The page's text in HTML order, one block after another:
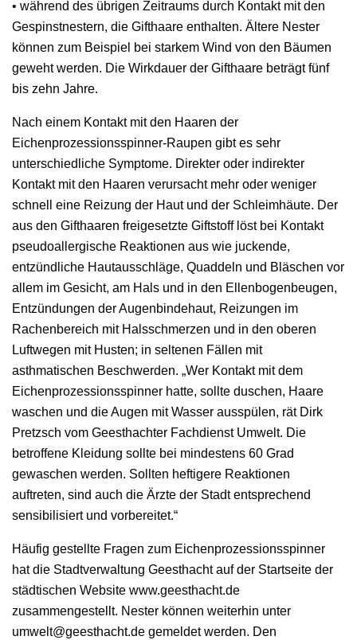
• während des übrigen Zeitraums durch Kontakt mit den
Gespinstnestern, die Gifthaare enthalten. Ältere Nester
können zum Beispiel bei starkem Wind von den Bäumen
geweht werden. Die Wirkdauer der Gifthaare beträgt fünf
bis zehn Jahre.
Nach einem Kontakt mit den Haaren der
Eichenprozessionsspinner-Raupen gibt es sehr
unterschiedliche Symptome. Direkter oder indirekter
Kontakt mit den Haaren verursacht mehr oder weniger
schnell eine Reizung der Haut und der Schleimhäute. Der
aus den Gifthaaren freigesetzte Giftstoff löst bei Kontakt
pseudoallergische Reaktionen aus wie juckende,
entzündliche Hautausschläge, Quaddeln und Bläschen vor
allem im Gesicht, am Hals und in den Ellenbogenbeugen,
Entzündungen der Augenbindehaut, Reizungen im
Rachenbereich mit Halsschmerzen und in den oberen
Luftwegen mit Husten; in seltenen Fällen mit
asthmatischen Beschwerden. „Wer Kontakt mit dem
Eichenprozessionsspinner hatte, sollte duschen, Haare
waschen und die Augen mit Wasser ausspülen, rät Dirk
Pretzsch vom Geesthachter Fachdienst Umwelt. Die
betroffene Kleidung sollte bei mindestens 60 Grad
gewaschen werden. Sollten heftigere Reaktionen
auftreten, sind auch die Ärzte der Stadt entsprechend
sensibilisiert und vorbereitet.“
Häufig gestellte Fragen zum Eichenprozessionsspinner
hat die Stadtverwaltung Geesthacht auf der Startseite der
städtischen Website www.geesthacht.de
zusammengestellt. Nester können weiterhin unter
umwelt@geesthacht.de gemeldet werden. Den